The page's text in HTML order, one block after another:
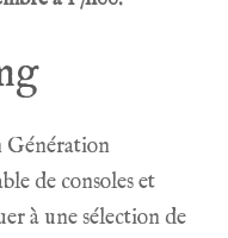
Génération
de consoles et
à une sélection de